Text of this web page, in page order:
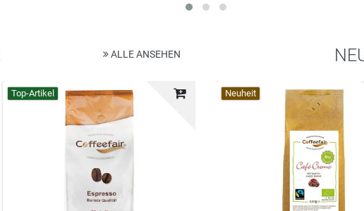
ALLE ANSEHEN
Top-Artikel Top-Artikel
Neuheit